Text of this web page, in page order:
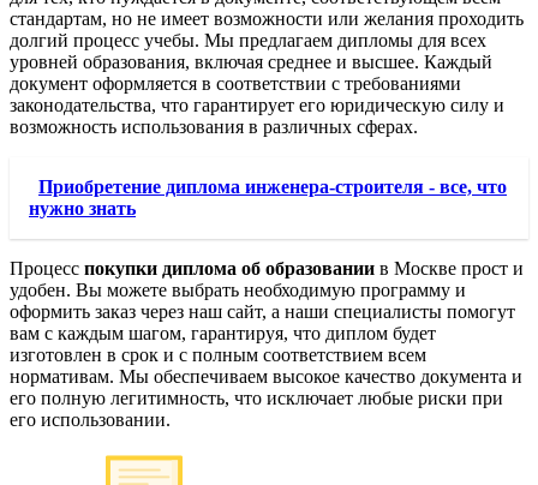
стандартам, но не имеет возможности или желания проходить
долгий процесс учебы. Мы предлагаем дипломы для всех
уровней образования, включая среднее и высшее. Каждый
документ оформляется в соответствии с требованиями
законодательства, что гарантирует его юридическую силу и
возможность использования в различных сферах.
Приобретение диплома инженера-строителя - все, что
нужно знать
Процесс покупки диплома об образовании в Москве прост и
удобен. Вы можете выбрать необходимую программу и
оформить заказ через наш сайт, а наши специалисты помогут
вам с каждым шагом, гарантируя, что диплом будет
изготовлен в срок и с полным соответствием всем
нормативам. Мы обеспечиваем высокое качество документа и
его полную легитимность, что исключает любые риски при
его использовании.